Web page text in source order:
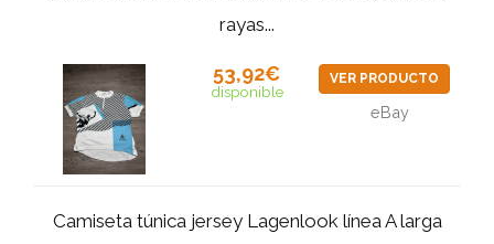
rayas...
53,92€
disponible
VER PRODUCTO
eBay
Camiseta túnica jersey Lagenlook línea A larga